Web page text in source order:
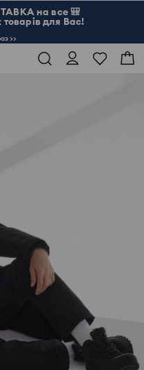
на все 🎒
для Вас!
>>